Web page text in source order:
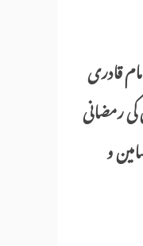
ہوا. صفدر امام قادری
رمضانی
و